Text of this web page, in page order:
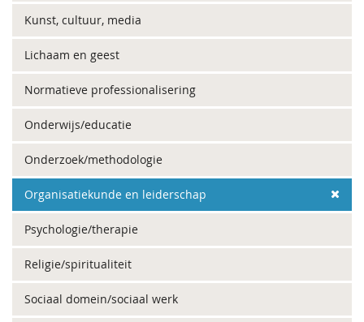
Kunst, cultuur, media
Lichaam en geest
Normatieve professionalisering
Onderwijs/educatie
Onderzoek/methodologie
Organisatiekunde en leiderschap
Psychologie/therapie
Religie/spiritualiteit
Sociaal domein/sociaal werk